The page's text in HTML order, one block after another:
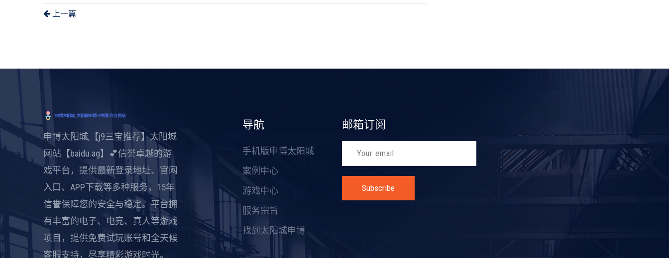
上一篇
申博太阳城,【j9三宝推荐】太阳城
网站【baidu.ag】💕信誉卓越的游
戏平台，提供最新登录地址、官网
入口、APP下载等多种服务，15年
信誉保障您的安全与稳定。平台拥
有丰富的电子、电竞、真人等游戏
项目，提供免费试玩账号和全天候
客服支持，尽享精彩游戏时光。
导航
手机版申博太阳城
案例中心
游戏中心
服务宗旨
找到太阳城申博
邮箱订阅
Subscribe